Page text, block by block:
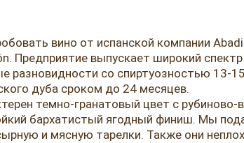
вино от испанской компании
Предприятие выпускает широкий
со спиртуозностью 13-
дуба сроком до 24 месяцев.
темно-гранатовый цвет с
бархатистый ягодный финиш. Мы
и мясную тарелки. Также они